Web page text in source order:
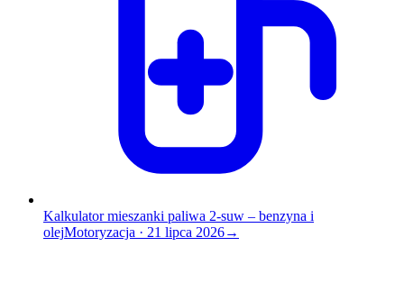
Kalkulator mieszanki paliwa 2-suw – benzyna i
olejMotoryzacja · 21 lipca 2026→